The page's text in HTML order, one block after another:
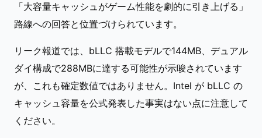
「大容量キャッシュがゲーム性能を劇的に引き上げる」
路線への回答と位置づけられています。
リーク報道では、bLLC 搭載モデルで144MB、デュアル
ダイ構成で288MBに達する可能性が示唆されています
が、これも確定数値ではありません。Intel が bLLC の
キャッシュ容量を公式発表した事実はない点に注意して
ください。